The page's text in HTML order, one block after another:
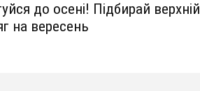
до осені! Підбирай верхній
на вересень